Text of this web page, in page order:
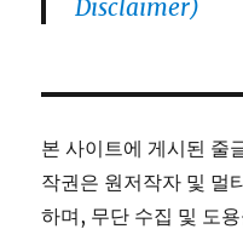
Disclaimer)
본 사이트에 게시된 줄
작권은 원저작자 및 멀
하며, 무단 수집 및 도